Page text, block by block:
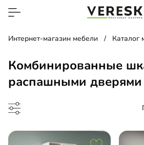
Интернет-магазин мебели Каталог
Комбинированные
распашными дверями